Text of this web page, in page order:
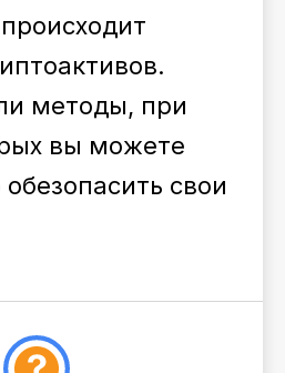
методы, при
вы можете
свои